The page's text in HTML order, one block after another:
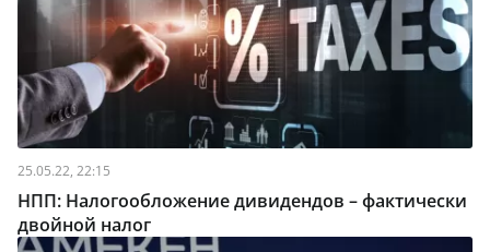
25.05.22, 22:15
НПП: Налогообложение дивидендов – фактически
двойной налог